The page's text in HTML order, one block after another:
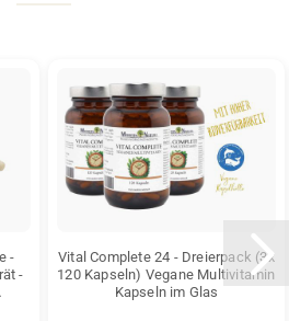
-
-
Vital Complete 24 - Dreierpack (3x
120 Kapseln) Vegane Multivitamin
Kapseln im Glas